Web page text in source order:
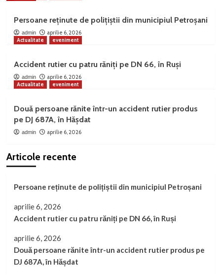
Persoane reținute de polițiștii din municipiul Petroșani
admin
aprilie 6, 2026
Actualitate
eveniment
Accident rutier cu patru răniți pe DN 66, în Ruși
admin
aprilie 6, 2026
Actualitate
eveniment
Două persoane rănite într-un accident rutier produs
pe DJ 687A, în Hășdat
admin aprilie 6, 2026
Articole recente
Persoane reținute de polițiștii din municipiul Petroșani
aprilie 6, 2026
Accident rutier cu patru răniți pe DN 66, în Ruși
aprilie 6, 2026
Două persoane rănite într-un accident rutier produs pe
DJ 687A, în Hășdat